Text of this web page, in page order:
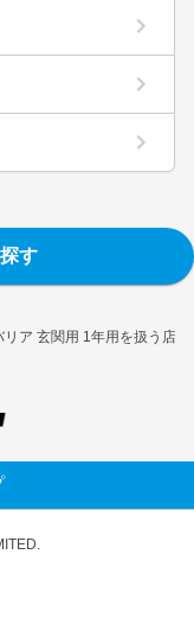
ア 玄関用 1年用を扱う店舗
す